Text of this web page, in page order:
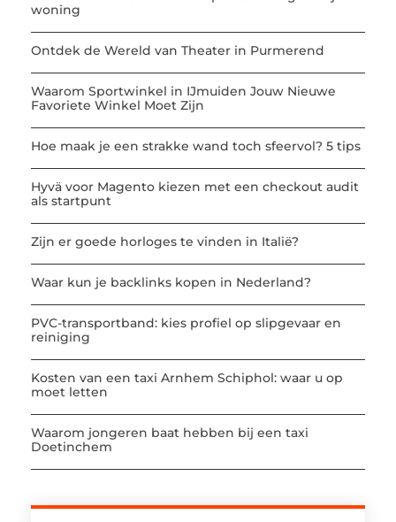
woning
Ontdek de Wereld van Theater in Purmerend
Waarom Sportwinkel in IJmuiden Jouw Nieuwe
Favoriete Winkel Moet Zijn
Hoe maak je een strakke wand toch sfeervol? 5 tips
Hyvä voor Magento kiezen met een checkout audit
als startpunt
Zijn er goede horloges te vinden in Italië?
Waar kun je backlinks kopen in Nederland?
PVC-transportband: kies profiel op slipgevaar en
reiniging
Kosten van een taxi Arnhem Schiphol: waar u op
moet letten
Waarom jongeren baat hebben bij een taxi
Doetinchem